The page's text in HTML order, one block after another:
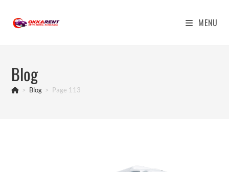
content
MENU
Blog
> Blog > Page 113